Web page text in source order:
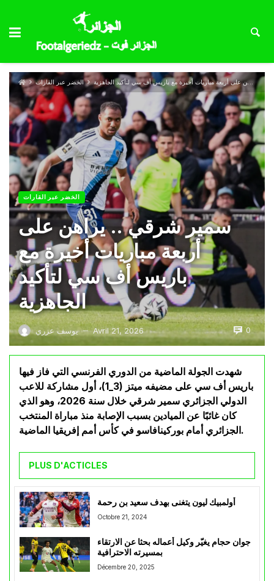
الخضر عبر القارات سمير شرقي .. يراهن على أربعة مباريات أخيرة مع باريس أف سي لتأكيد الجاهزية
الخضر عبر القارات
سمير شرقي .. يراهن على
أربعة مباريات أخيرة مع
باريس أف سي لتأكيد
الجاهزية
يوسف عزري — Avril 21, 2026 0
شهدت الجولة الماضية من الدوري الفرنسي التي فاز فيها
باريس أف سي على مضيفه ميتز (3_1)، أول مشاركة للاعب
الدولي الجزائري سمير شرقي خلال سنة 2026، وهو الذي
كان غائبًا عن الميادين بسبب الإصابة منذ مباراة المنتخب
الجزائري أمام بوركينافاسو في كأس أمم إفريقيا الماضية.
PLUS D'ACTICLES
أولمبيك ليون يتغنى بهدف سعيد بن رحمة
Octobre 21, 2024
جوان حجام يغيّر وكيل أعماله بحثا عن الارتقاء
بمسيرته الاحترافية
Décembre 20, 2025